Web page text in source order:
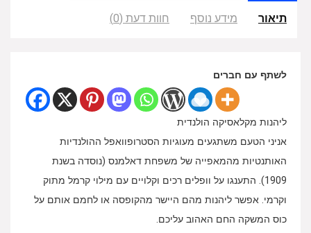
תיאור מידע נוסף חוות דעת (0)
לשתף עם חברים
ליהנות מקלאסיקה הולנדית
אניני הטעם משתגעים מעוגיות הסטרופוואפל ההולנדיות
האותנטיות מהמאפייה של משפחת דאלמנס (נוסדה בשנת
1909). התענגו על וופלים רכים וקלויים עם מילוי קרמל מתוק
וקרמי. אפשר ליהנות מהם היישר מהקופסה או לחמם אותם על
כוס המשקה החם האהוב עליכם.